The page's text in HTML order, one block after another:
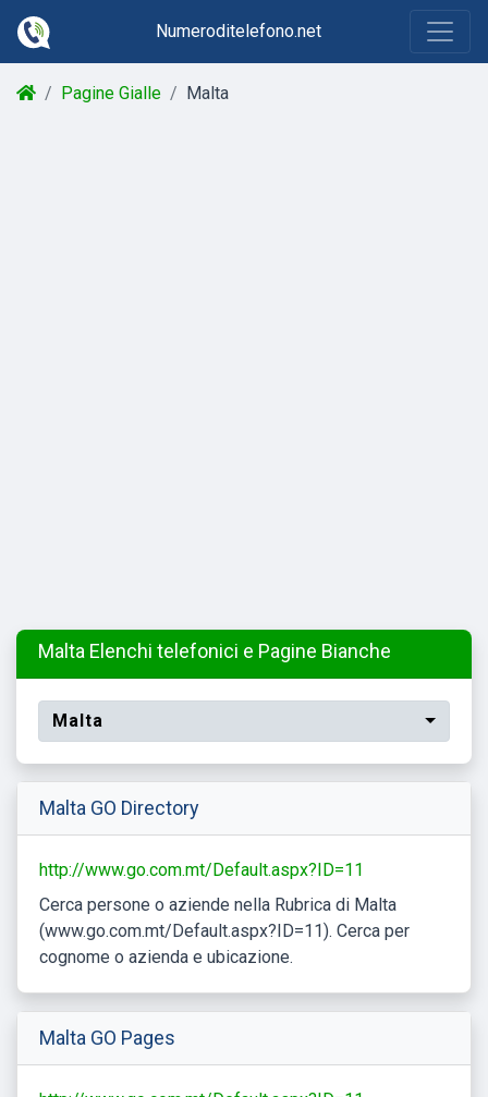
Numeroditelefono.net
Pagine Gialle Malta
Malta Elenchi telefonici e Pagine Bianche
Malta
Malta GO Directory
http://www.go.com.mt/Default.aspx?ID=11
Cerca persone o aziende nella Rubrica di Malta
(www.go.com.mt/Default.aspx?ID=11). Cerca per
cognome o azienda e ubicazione.
Malta GO Pages